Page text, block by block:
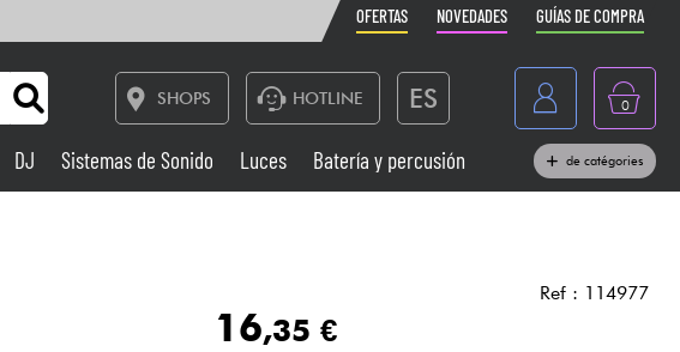
OFERTAS NOVEDADES GUÍAS DE COMPRA
SHOPS HOTLINE ES
France
Belgique
Nederland
0
DJ Sistemas de Sonido Luces Batería y percusión de catégories
Ref : 114977
16,35 €